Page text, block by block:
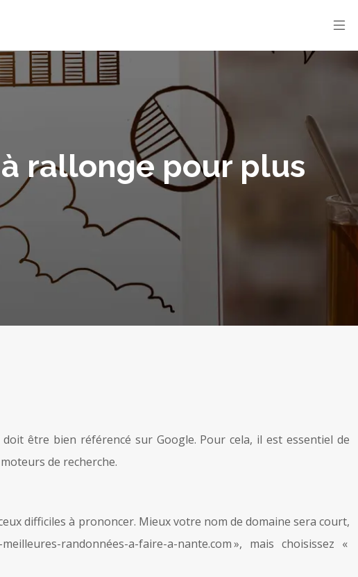
rallonge pour plus
être bien référencé sur Google. Pour cela, il est essentiel de
de recherche.
difficiles à prononcer. Mieux votre nom de domaine sera court,
randonnées-a-faire-a-nante.com », mais choisissez «